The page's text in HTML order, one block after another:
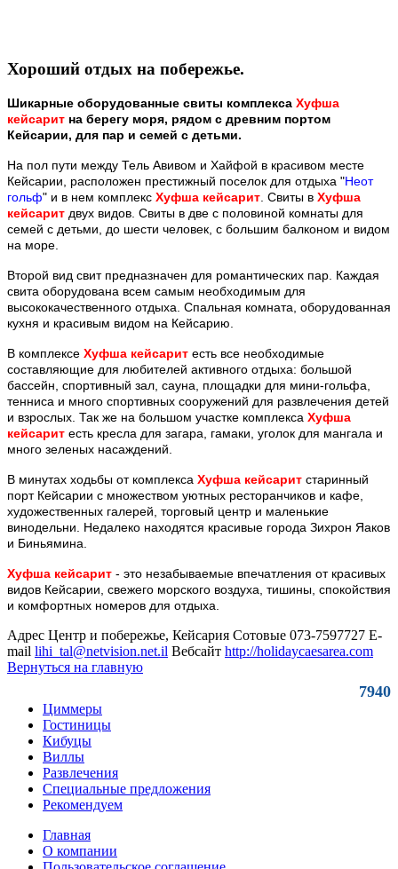
Хороший отдых на побережье.
Шикарные оборудованные свиты комплекса Хуфша
кейсарит на берегу моря, рядом с древним портом
Кейсарии, для пар и семей с детьми.
На пол пути между Тель Авивом и Хайфой в красивом месте
Кейсарии, расположен престижный поселок для отдыха "Неот
гольф" и в нем комплекс Хуфша кейсарит. Свиты в Хуфша
кейсарит двух видов. Свиты в две с половиной комнаты для
семей с детьми, до шести человек, с большим балконом и видом
на море.
Второй вид свит предназначен для романтических пар. Каждая
свита оборудована всем самым необходимым для
высококачественного отдыха. Спальная комната, оборудованная
кухня и красивым видом на Кейсарию.
В комплексе Хуфша кейсарит есть все необходимые
составляющие для любителей активного отдыха: большой
бассейн, спортивный зал, сауна, площадки для мини-гольфа,
тенниса и много спортивных сооружений для развлечения детей
и взрослых. Так же на большом участке комплекса Хуфша
кейсарит есть кресла для загара, гамаки, уголок для мангала и
много зеленых насаждений.
В минутах ходьбы от комплекса Хуфша кейсарит старинный
порт Кейсарии с множеством уютных ресторанчиков и кафе,
художественных галерей, торговый центр и маленькие
винодельни. Недалеко находятся красивые города Зихрон Яаков
и Биньямина.
Хуфша кейсарит - это незабываемые впечатления от красивых
видов Кейсарии, свежего морского воздуха, тишины, спокойствия
и комфортных номеров для отдыха.
Адрес Центр и побережье, Кейсария Сотовые 073-7597727 E-
mail lihi_tal@netvision.net.il Вебсайт http://holidaycaesarea.com
Вернуться на главную
7940
Циммеры
Гостиницы
Кибуцы
Виллы
Развлечения
Специальные предложения
Рекомендуем
Главная
О компании